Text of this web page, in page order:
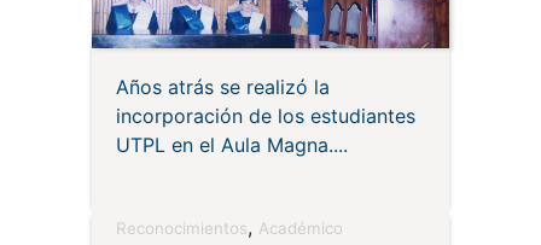
Años atrás se realizó la
incorporación de los estudiantes
UTPL en el Aula Magna.
Reconocimientos, Académico